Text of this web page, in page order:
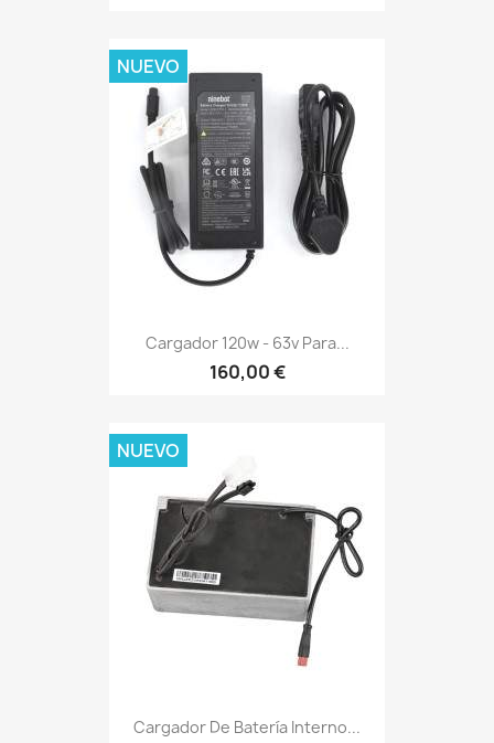
Cargador 120w - 63v Para...
160,00 €
NUEVO
Cargador De Batería Interno...
NUEVO